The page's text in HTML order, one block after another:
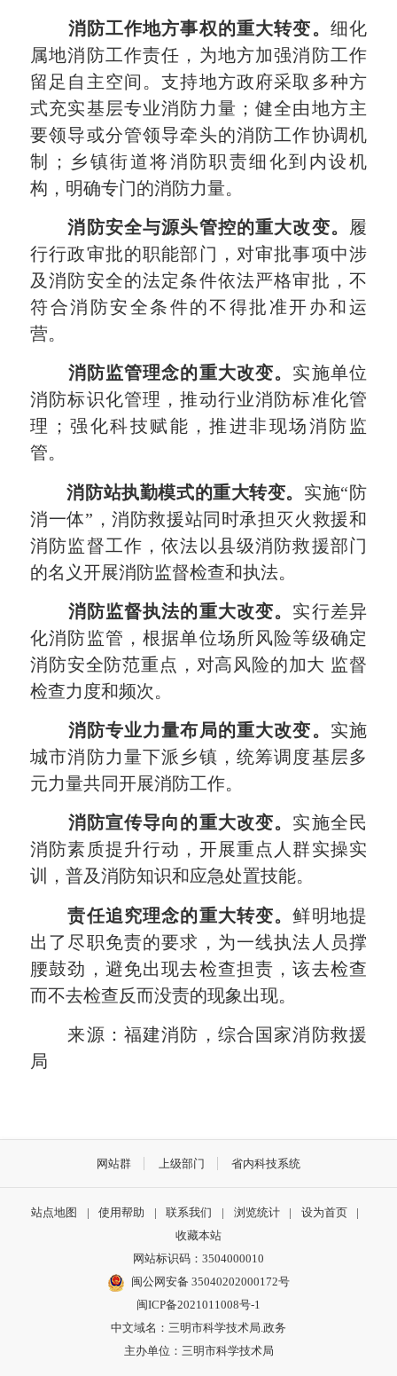
消防工作地方事权的重大转变。 细化
属地消防工作责任，为地方加强消防工作
留足自主空间。支持地方政府采取多种方
式充实基层专业消防力量；健全由地方主
要领导或分管领导牵头的消防工作协调机
制；乡镇街道将消防职责细化到内设机
构，明确专门的消防力量。
消防安全与源头管控的重大改变。 履
行行政审批的职能部门，对审批事项中涉
及消防安全的法定条件依法严格审批，不
符合消防安全条件的不得批准开办和运
营。
消防监管理念的重大改变。 实施单位
消防标识化管理，推动行业消防标准化管
理；强化科技赋能，推进非现场消防监
管。
消防站执勤模式的重大转变。 实施“防
消一体”，消防救援站同时承担灭火救援和
消防监督工作，依法以县级消防救援部门
的名义开展消防监督检查和执法。
消防监督执法的重大改变。 实行差异
化消防监管，根据单位场所风险等级确定
消防安全防范重点，对高风险的加大 监督
检查力度和频次。
消防专业力量布局的重大改变。 实施
城市消防力量下派乡镇，统筹调度基层多
元力量共同开展消防工作。
消防宣传导向的重大改变。 实施全民
消防素质提升行动，开展重点人群实操实
训，普及消防知识和应急处置技能。
责任追究理念的重大转变。鲜明地提
出了尽职免责的要求，为一线执法人员撑
腰鼓劲，避免出现去检查担责，该去检查
而不去检查反而没责的现象出现。
来源：福建消防，综合国家消防救援
局
网站群 上级部门 省内科技系统
站点地图 | 使用帮助 | 联系我们 | 浏览统计 | 设为首页
|
收藏本站
网站标识码：3504000010
闽公网安备 35040202000172号
闽ICP备2021011008号-1
中文域名：三明市科学技术局.政务
主办单位：三明市科学技术局